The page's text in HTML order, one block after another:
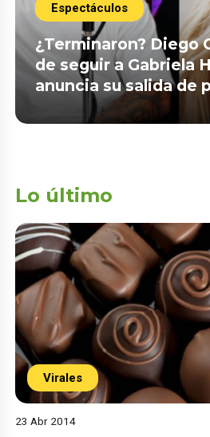
Espectáculos
¿Terminaron? Diego
de seguir a Gabriela
anuncia su salida de
Lo último
Virales
23 Abr 2014